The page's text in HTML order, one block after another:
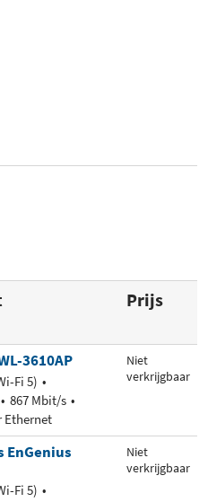
Prijs
3610AP
Fi 5)
867 Mbit/s
Ethernet
Niet
verkrijgbaar
EnGenius
Fi 5)
Niet
verkrijgbaar